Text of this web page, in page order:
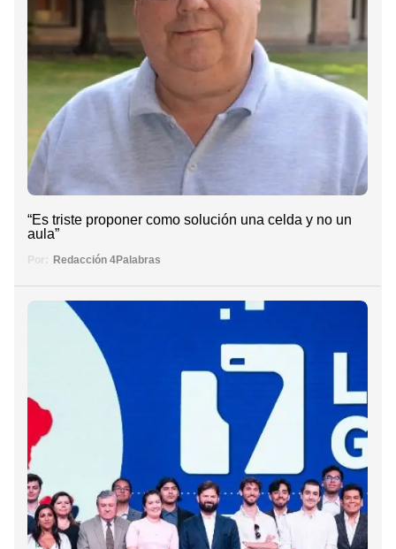
“Es triste proponer como solución una celda y no un
aula”
Por: Redacción 4Palabras